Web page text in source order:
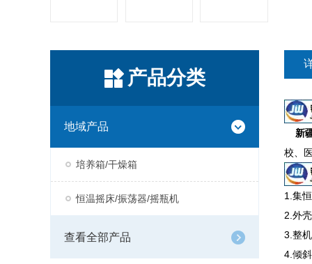
产品分类
地域产品
培养箱/干燥箱
恒温摇床/振荡器/摇瓶机
查看全部产品
新
校、
1.集
2.外
3.整
4.倾